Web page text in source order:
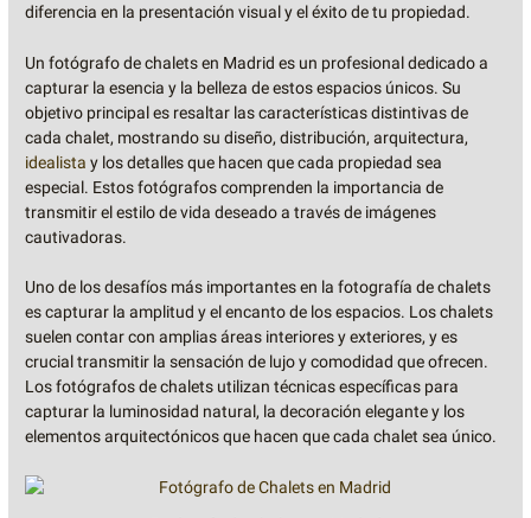
diferencia en la presentación visual y el éxito de tu propiedad.
Un fotógrafo de chalets en Madrid es un profesional dedicado a
capturar la esencia y la belleza de estos espacios únicos. Su
objetivo principal es resaltar las características distintivas de
cada chalet, mostrando su diseño, distribución, arquitectura,
idealista y los detalles que hacen que cada propiedad sea
especial. Estos fotógrafos comprenden la importancia de
transmitir el estilo de vida deseado a través de imágenes
cautivadoras.
Uno de los desafíos más importantes en la fotografía de chalets
es capturar la amplitud y el encanto de los espacios. Los chalets
suelen contar con amplias áreas interiores y exteriores, y es
crucial transmitir la sensación de lujo y comodidad que ofrecen.
Los fotógrafos de chalets utilizan técnicas específicas para
capturar la luminosidad natural, la decoración elegante y los
elementos arquitectónicos que hacen que cada chalet sea único.